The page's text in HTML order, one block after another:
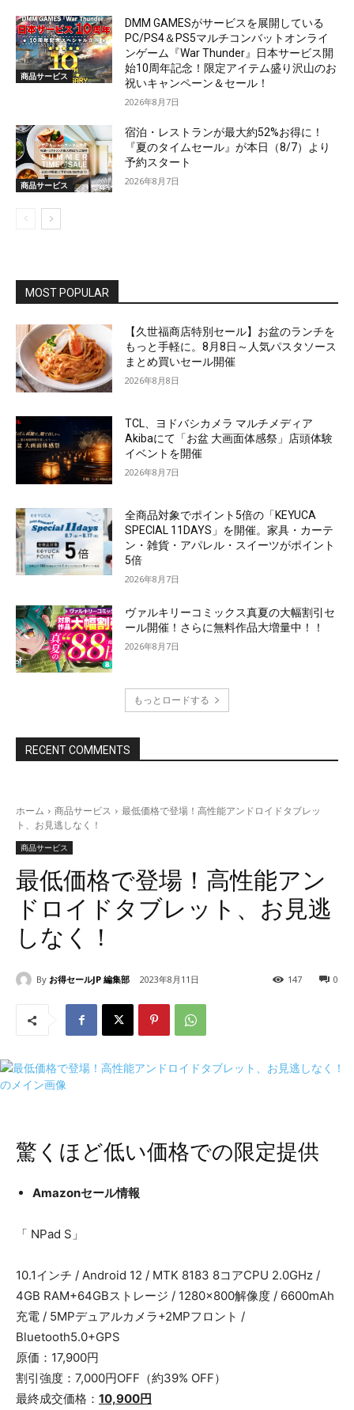
商品サービス
DMM GAMESがサービスを展開している
PC/PS4＆PS5マルチコンバットオンライ
ンゲーム『War Thunder』日本サービス開
始10周年記念！限定アイテム盛り沢山のお
祝いキャンペーン＆セール！
2026年8月7日
商品サービス
宿泊・レストランが最大約52%お得に！
『夏のタイムセール』が本日（8/7）より
予約スタート
2026年8月7日
MOST POPULAR
【久世福商店特別セール】お盆のランチを
もっと手軽に。8月8日～人気パスタソース
まとめ買いセール開催
2026年8月8日
TCL、ヨドバシカメラ マルチメディア
Akibaにて「お盆 大画面体感祭」店頭体験
イベントを開催
2026年8月7日
全商品対象でポイント5倍の「KEYUCA
SPECIAL 11DAYS」を開催。家具・カーテ
ン・雑貨・アパレル・スイーツがポイント
5倍
2026年8月7日
ヴァルキリーコミックス真夏の大幅割引セ
ール開催！さらに無料作品大増量中！！
2026年8月7日
もっとロードする
RECENT COMMENTS